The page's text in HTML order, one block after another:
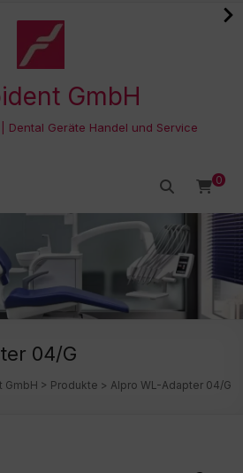
GmbH
Dental Geräte Handel und Service
0
04/G
GmbH > Produkte > Alpro WL-Adapter 04/G